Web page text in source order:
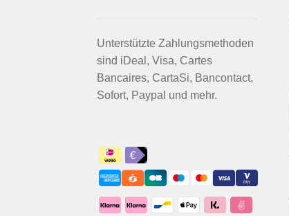
Unterstützte Zahlungsmethoden
sind iDeal, Visa, Cartes
Bancaires, CartaSi, Bancontact,
Sofort, Paypal und mehr.